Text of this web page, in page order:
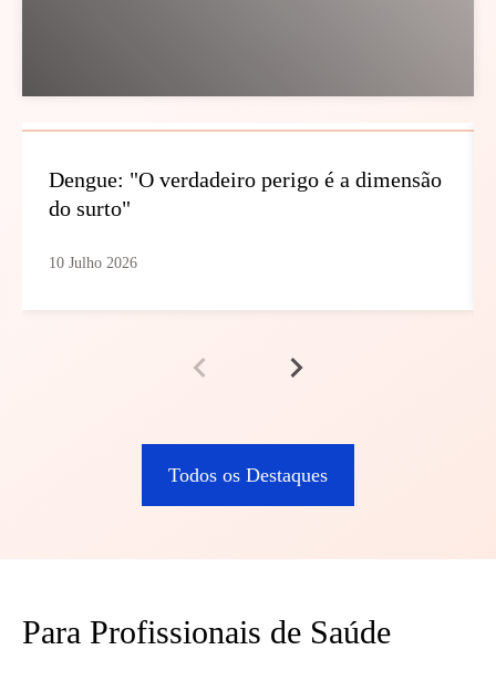
Dengue: "O verdadeiro perigo é a dimensão
do surto"
10 Julho 2026
Todos os Destaques
Para Profissionais de Saúde